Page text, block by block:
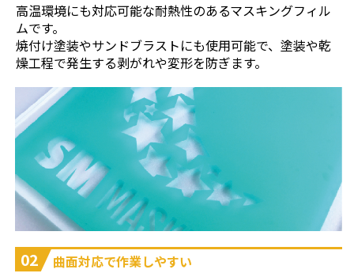
高温環境にも対応可能な耐熱性のあるマスキングフィル
ムです。
焼付け塗装やサンドブラストにも使用可能で、塗装や乾
燥工程で発生する剥がれや変形を防ぎます。
02
曲面対応で作業しやすい